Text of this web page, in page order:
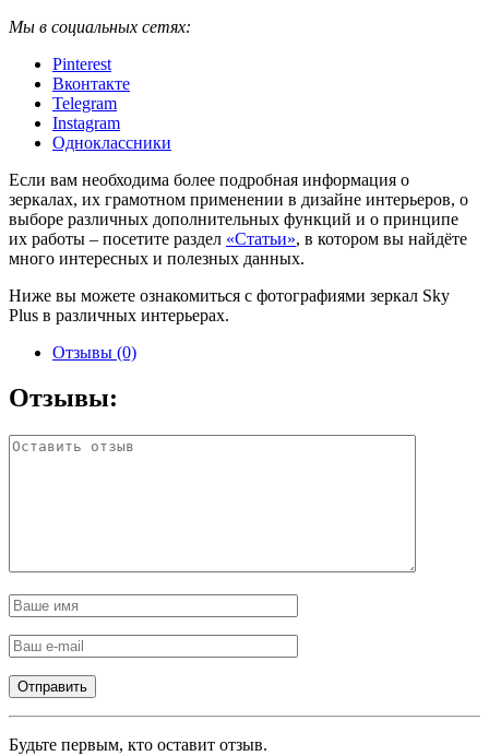
Мы в социальных сетях:
Pinterest
Вконтакте
Telegram
Instagram
Одноклассники
Если вам необходима более подробная информация о
зеркалах, их грамотном применении в дизайне интерьеров, о
выборе различных дополнительных функций и о принципе
их работы – посетите раздел «Статьи», в котором вы найдёте
много интересных и полезных данных.
Ниже вы можете ознакомиться с фотографиями зеркал Sky
Plus в различных интерьерах.
Отзывы (0)
Отзывы:
Будьте первым, кто оставит отзыв.